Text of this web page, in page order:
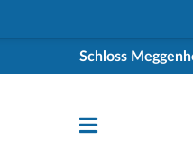
Schloss